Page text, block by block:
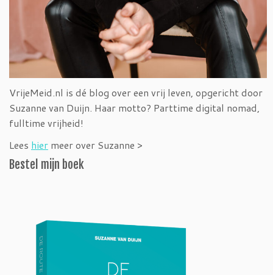
VrijeMeid.nl is dé blog over een vrij leven, opgericht door
Suzanne van Duijn. Haar motto? Parttime digital nomad,
fulltime vrijheid!
Lees hier meer over Suzanne >
Bestel mijn boek